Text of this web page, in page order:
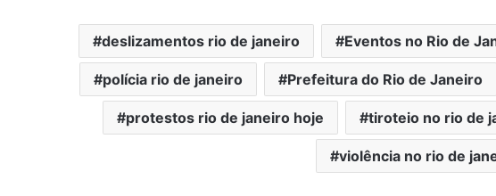
deslizamentos rio de janeiro Eventos no Rio de
polícia rio de janeiro Prefeitura do Rio de Janeiro
protestos rio de janeiro hoje tiroteio no rio de
violência no rio de